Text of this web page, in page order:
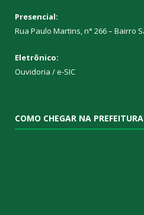
Presencial:
Rua Paulo Martins, n° 266 – Bairro
Eletrônico:
Ouvidoria /e-SIC
COMO CHEGAR NA PREFEITURA